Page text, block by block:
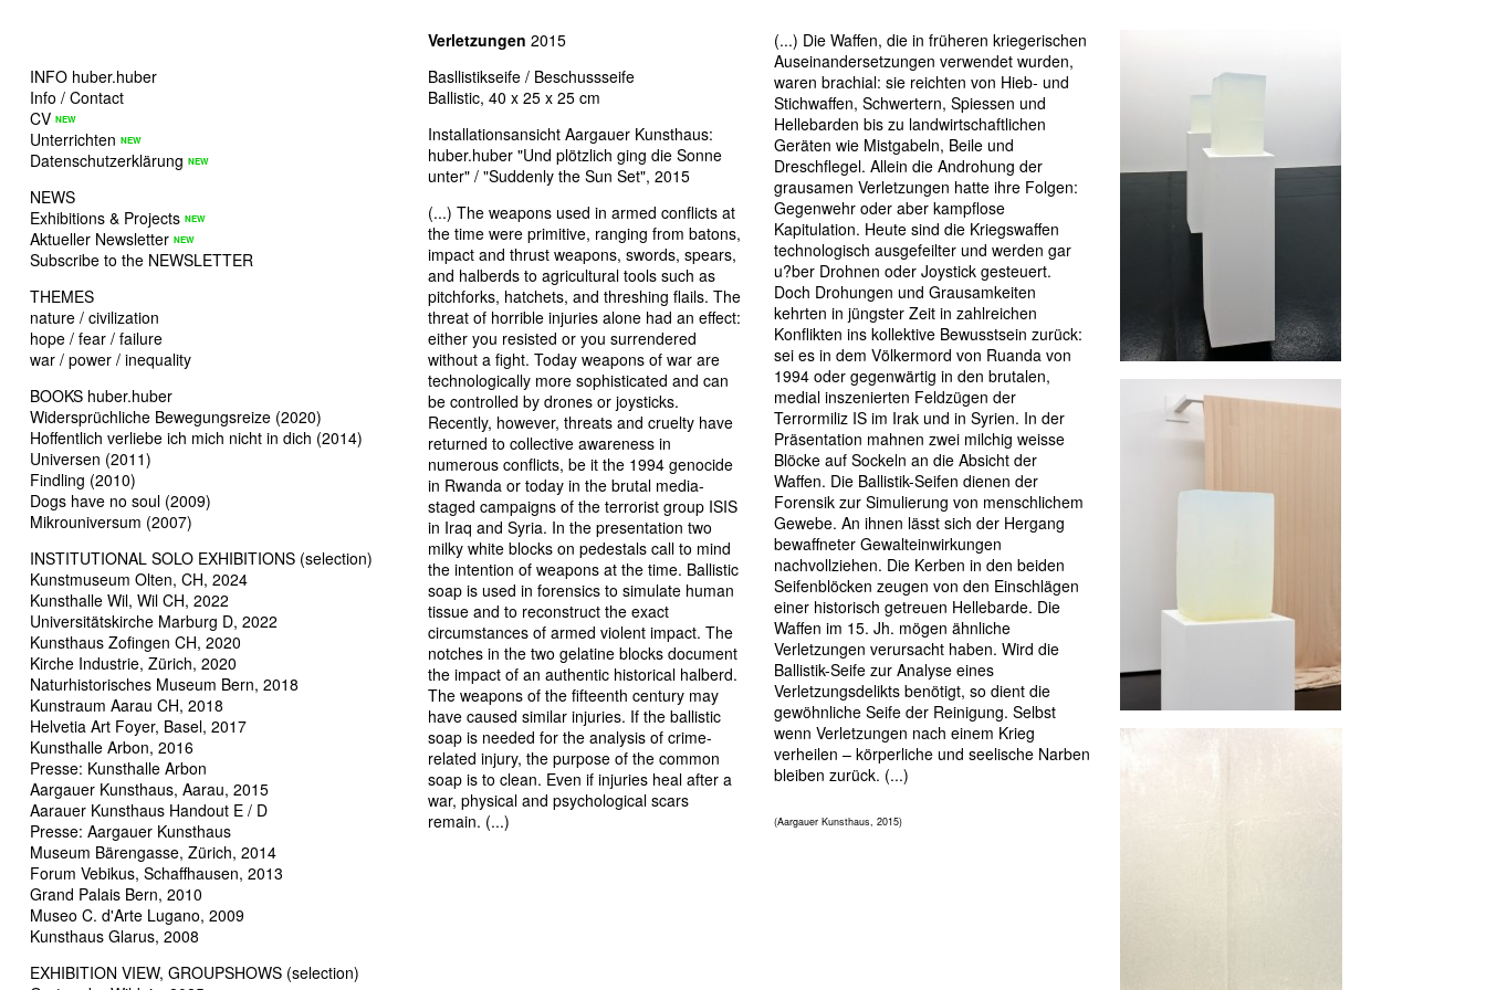
INFO huber.huber
Info / Contact
CV
Unterrichten
Datenschutzerklärung
NEWS
Exhibitions & Projects
Aktueller Newsletter
Subscribe to the NEWSLETTER
THEMES
nature / civilization
hope / fear / failure
war / power / inequality
BOOKS huber.huber
Widersprüchliche Bewegungsreize (2020)
Hoffentlich verliebe ich mich nicht in dich (2014)
Universen (2011)
Findling (2010)
Dogs have no soul (2009)
Mikrouniversum (2007)
INSTITUTIONAL SOLO EXHIBITIONS (selection)
Kunstmuseum Olten, CH, 2024
Kunsthalle Wil, Wil CH, 2022
Universitätskirche Marburg D, 2022
Kunsthaus Zofingen CH, 2020
Kirche Industrie, Zürich, 2020
Naturhistorisches Museum Bern, 2018
Kunstraum Aarau CH, 2018
Helvetia Art Foyer, Basel, 2017
Kunsthalle Arbon, 2016
Presse: Kunsthalle Arbon
Aargauer Kunsthaus, Aarau, 2015
Aarauer Kunsthaus Handout E / D
Presse: Aargauer Kunsthaus
Museum Bärengasse, Zürich, 2014
Forum Vebikus, Schaffhausen, 2013
Grand Palais Bern, 2010
Museo C. d'Arte Lugano, 2009
Kunsthaus Glarus, 2008
EXHIBITION VIEW, GROUPSHOWS (selection)
Verletzungen 2015
Basllistikseife / Beschussseife
Ballistic, 40 x 25 x 25 cm
Installationsansicht Aargauer Kunsthaus:
huber.huber "Und plötzlich ging die Sonne
unter" / "Suddenly the Sun Set", 2015
(...) The weapons used in armed conflicts at
the time were primitive, ranging from batons,
impact and thrust weapons, swords, spears,
and halberds to agricultural tools such as
pitchforks, hatchets, and threshing flails. The
threat of horrible injuries alone had an effect:
either you resisted or you surrendered
without a fight. Today weapons of war are
technologically more sophisticated and can
be controlled by drones or joysticks.
Recently, however, threats and cruelty have
returned to collective awareness in
numerous conflicts, be it the 1994 genocide
in Rwanda or today in the brutal media-
staged campaigns of the terrorist group ISIS
in Iraq and Syria. In the presentation two
milky white blocks on pedestals call to mind
the intention of weapons at the time. Ballistic
soap is used in forensics to simulate human
tissue and to reconstruct the exact
circumstances of armed violent impact. The
notches in the two gelatine blocks document
the impact of an authentic historical halberd.
The weapons of the fifteenth century may
have caused similar injuries. If the ballistic
soap is needed for the analysis of crime-
related injury, the purpose of the common
soap is to clean. Even if injuries heal after a
war, physical and psychological scars
remain. (...)
(...) Die Waffen, die in früheren kriegerischen
Auseinandersetzungen verwendet wurden,
waren brachial: sie reichten von Hieb- und
Stichwaffen, Schwertern, Spiessen und
Hellebarden bis zu landwirtschaftlichen
Geräten wie Mistgabeln, Beile und
Dreschflegel. Allein die Androhung der
grausamen Verletzungen hatte ihre Folgen:
Gegenwehr oder aber kampflose
Kapitulation. Heute sind die Kriegswaffen
technologisch ausgefeilter und werden gar
u?ber Drohnen oder Joystick gesteuert.
Doch Drohungen und Grausamkeiten
kehrten in jüngster Zeit in zahlreichen
Konflikten ins kollektive Bewusstsein zurück:
sei es in dem Völkermord von Ruanda von
1994 oder gegenwärtig in den brutalen,
medial inszenierten Feldzügen der
Terrormiliz IS im Irak und in Syrien. In der
Präsentation mahnen zwei milchig weisse
Blöcke auf Sockeln an die Absicht der
Waffen. Die Ballistik-Seifen dienen der
Forensik zur Simulierung von menschlichem
Gewebe. An ihnen lässt sich der Hergang
bewaffneter Gewalteinwirkungen
nachvollziehen. Die Kerben in den beiden
Seifenblöcken zeugen von den Einschlägen
einer historisch getreuen Hellebarde. Die
Waffen im 15. Jh. mögen ähnliche
Verletzungen verursacht haben. Wird die
Ballistik-Seife zur Analyse eines
Verletzungsdelikts benötigt, so dient die
gewöhnliche Seife der Reinigung. Selbst
wenn Verletzungen nach einem Krieg
verheilen – körperliche und seelische Narben
bleiben zurück. (...)
(Aargauer Kunsthaus, 2015)